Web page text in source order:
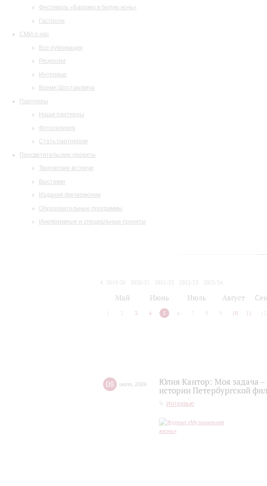
Фестиваль «Барокко в белую ночь»
Гастроли
СМИ о нас
Все публикации
Рецензии
Интервью
Время Шостаковича
Партнеры
Наши партнеры
Фотогалерея
Стать партнером
Просветительские проекты
Творческие встречи
Выставки
Издания филармонии
Образовательные программы
Инклюзивные и специальные проекты
2019/20 2020/21 2021/22 2022/23
2023/24
Май Июнь Июль Август
2 3 4 5 6 7 8 9 10 11 12
08 июля 2026
Юлия Кантор: Моя задача –
истории Петербургской
Интервью